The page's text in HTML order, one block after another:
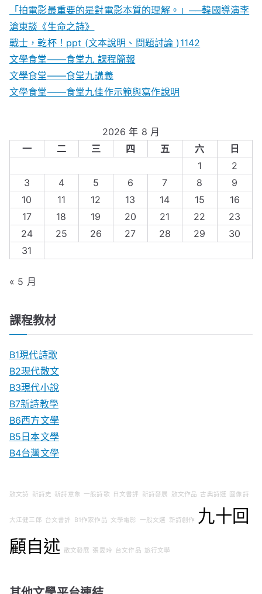
「拍電影最重要的是對電影本質的理解。」──韓國導演李
滄東談《生命之詩》
戰士，乾杯！ppt (文本說明、問題討論 )1142
文學食堂——食堂九 課程簡報
文學食堂――食堂九講義
文學食堂——食堂九佳作示範與寫作說明
2026 年 8 月
一
二 三 四 五 六
日
1
2
3
4 5 6 7 8
9
10
11 12 13 14 15
16
17
18 19 20 21 22
23
24
25 26 27 28 29
30
31
« 5 月
課程教材
B1現代詩歌
B2現代散文
B3現代小說
B7新詩教學
B6西方文學
B5日本文學
B4台灣文學
散文詩 新詩史 新詩意象 一般詩歌 日文書評 新詩發展 散文作品 古典詩選 圖像詩
大江健三郎 台文書評 B1作家作品 文學電影 一般文選 新詩創作
九十回
顧自述
散文發展 張愛玲 台文作品 旅行文學